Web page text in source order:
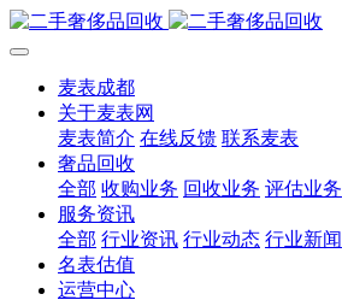
麦表成都
关于麦表网
麦表简介 在线反馈 联系麦表
奢品回收
全部 收购业务 回收业务 评估业务
服务资讯
全部 行业资讯 行业动态 行业新闻
名表估值
运营中心